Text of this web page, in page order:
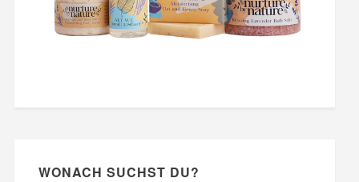
WONACH SUCHST DU?